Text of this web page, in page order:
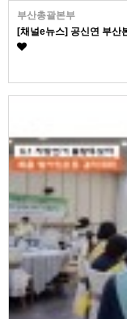
부산총괄본부
[채널e뉴스] 공신연 부산